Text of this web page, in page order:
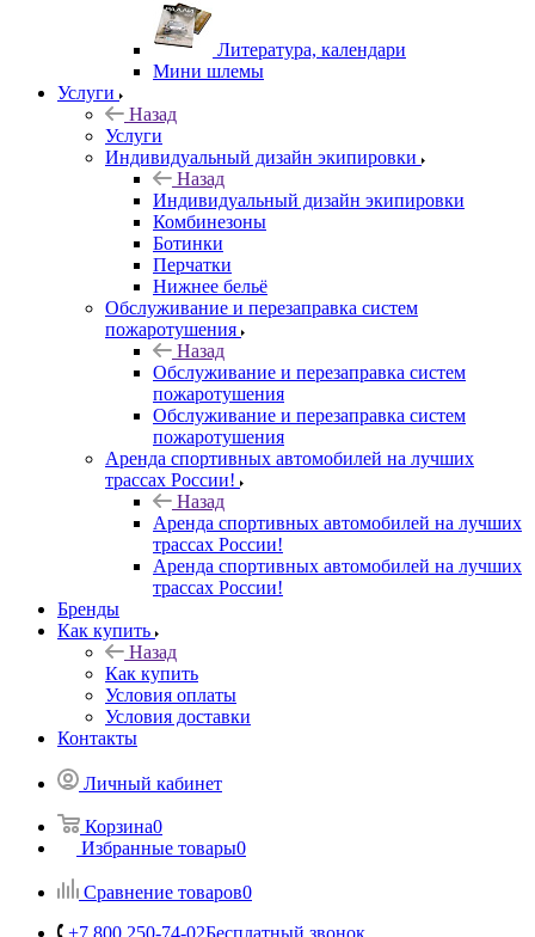
Литература, календари
Мини шлемы
Услуги
Назад
Услуги
Индивидуальный дизайн экипировки
Назад
Индивидуальный дизайн экипировки
Комбинезоны
Ботинки
Перчатки
Нижнее бельё
Обслуживание и перезаправка систем
пожаротушения
Назад
Обслуживание и перезаправка систем
пожаротушения
Обслуживание и перезаправка систем
пожаротушения
Аренда спортивных автомобилей на лучших
трассах России!
Назад
Аренда спортивных автомобилей на лучших
трассах России!
Аренда спортивных автомобилей на лучших
трассах России!
Бренды
Как купить
Назад
Как купить
Условия оплаты
Условия доставки
Контакты
Личный кабинет
Корзина0
Избранные товары0
Сравнение товаров0
+7 800 250-74-02Бесплатный звонок